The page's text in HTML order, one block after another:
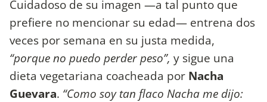
Cuidadoso de su imagen —a tal punto que
prefiere no mencionar su edad— entrena dos
veces por semana en su justa medida,
“porque no puedo perder peso”, y sigue una
dieta vegetariana coacheada por Nacha
Guevara. “Como soy tan flaco Nacha me dijo: